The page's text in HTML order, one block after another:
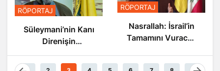
Kanı
Akıyor
RÖPORTAJ
Nasrallah: İsrail’in
Tamamını Vuracak
RÖPORTAJ
1 2 3 4 5 6 7 8 9